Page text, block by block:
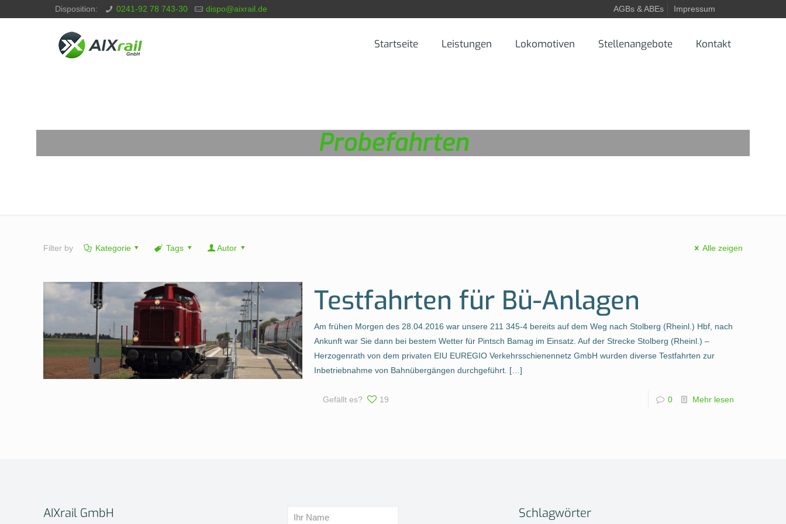
Disposition: 0241-92 78 743-30 dispo@aixrail.de AGBs & ABEs Impressum
Startseite Leistungen Lokomotiven Stellenangebote Kontakt
Probefahrten
Filter by Kategorie Tags Autor Alle zeigen
Testfahrten für Bü-Anlagen
Am frühen Morgen des 28.04.2016 war unsere 211 345-4 bereits auf dem Weg nach Stolberg (Rheinl.) Hbf, nach
Ankunft war Sie dann bei bestem Wetter für Pintsch Bamag im Einsatz. Auf der Strecke Stolberg (Rheinl.) –
Herzogenrath von dem privaten EIU EUREGIO Verkehrsschienennetz GmbH wurden diverse Testfahrten zur
Inbetriebnahme von Bahnübergängen durchgeführt. […]
Gefällt es? 19 0 Mehr lesen
AIXrail GmbH Schlagwörter